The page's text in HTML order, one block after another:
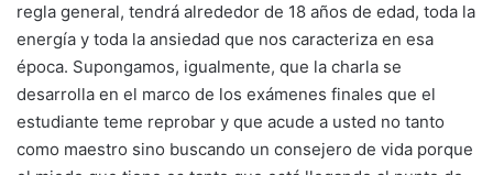
regla general, tendrá alrededor de 18 años de edad, toda la
energía y toda la ansiedad que nos caracteriza en esa
época. Supongamos, igualmente, que la charla se
desarrolla en el marco de los exámenes finales que el
estudiante teme reprobar y que acude a usted no tanto
como maestro sino buscando un consejero de vida porque